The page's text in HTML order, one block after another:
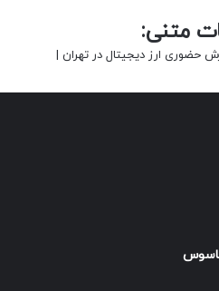
متنی:
حضوری ارز دیجیتال در تهران |